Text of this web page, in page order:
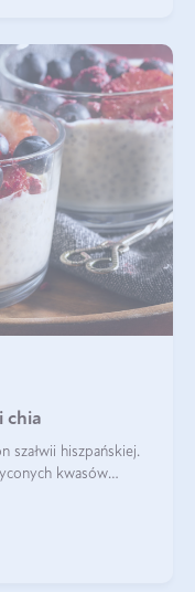
chia
szałwii hiszpańskiej.
kwasów